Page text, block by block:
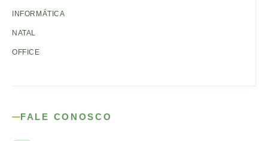
INFORMÁTICA
NATAL
OFFICE
FALE CONOSCO